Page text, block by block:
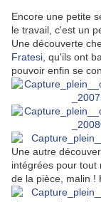
Encore une petite
le travail, c'est un
Une découverte
Fratesi , qu'ils ont
pouvoir enfin se
Une autre
intégrées pour tout
de la pièce, malin !